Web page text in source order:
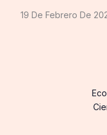
19 De Febrero De